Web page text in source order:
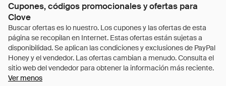
Cupones, códigos promocionales y ofertas para
Clove
Ver menos